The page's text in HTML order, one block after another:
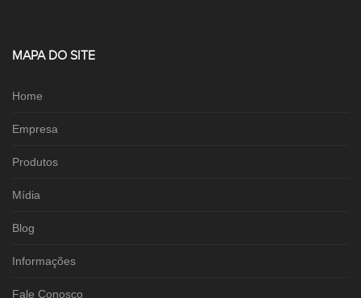
MAPA DO SITE
Home
Empresa
Produtos
Mídia
Blog
Informações
Fale Conosco